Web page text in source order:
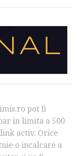
pot fi
in limita a 500
activ. Orice
o incalcare a